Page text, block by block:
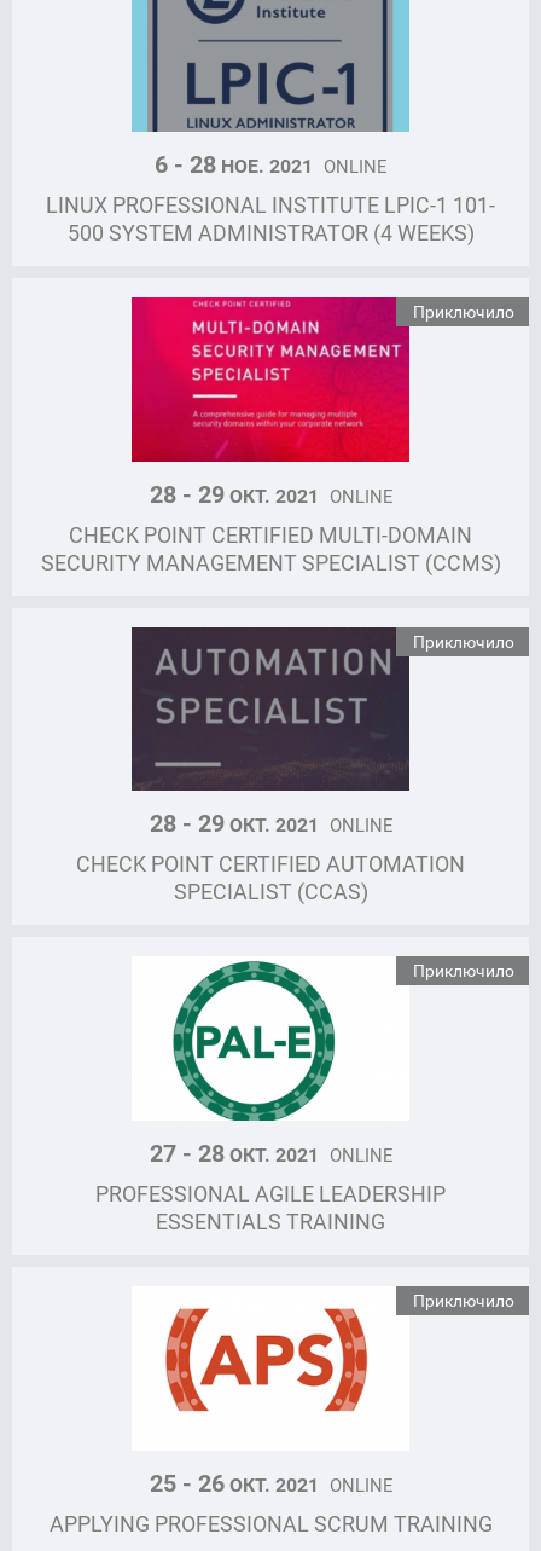
6 - 28 НОЕ. 2021 ONLINE
LINUX PROFESSIONAL INSTITUTE LPIC-1 101-
500 SYSTEM ADMINISTRATOR (4 WEEKS)
Приключило
28 - 29ОКТ. 2021 ONLINE
CHECK POINT CERTIFIED MULTI-DOMAIN
SECURITY MANAGEMENT SPECIALIST (CCMS)
Приключило
28 - 29ОКТ. 2021 ONLINE
CHECK POINT CERTIFIED AUTOMATION
SPECIALIST (CCAS)
Приключило
27 - 28ОКТ. 2021 ONLINE
PROFESSIONAL AGILE LEADERSHIP
ESSENTIALS TRAINING
Приключило
25 - 26ОКТ. 2021 ONLINE
APPLYING PROFESSIONAL SCRUM TRAINING